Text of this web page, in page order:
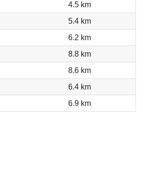
4.5 km
5.4 km
6.2 km
8.8 km
8.6 km
6.4 km
6.9 km